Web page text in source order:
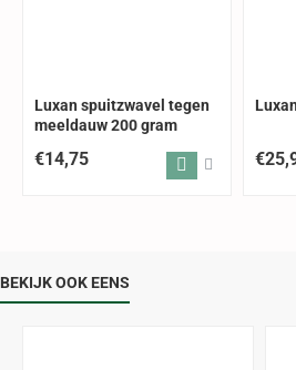
Luxan spuitzwavel tegen
meeldauw 200 gram
€14,75
BEKIJK OOK EENS